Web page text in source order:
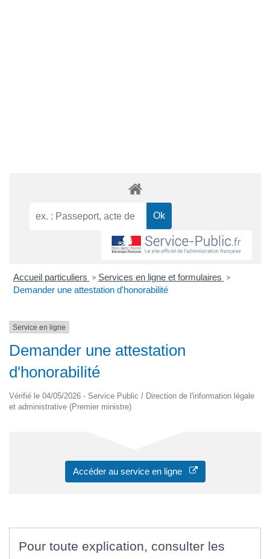
Accueil particuliers > Services en ligne et formulaires >
Demander une attestation d'honorabilité
Service en ligne
Demander une attestation
d'honorabilité
Vérifié le 04/05/2026 - Service Public / Direction de l'information légale
et administrative (Premier ministre)
Accéder au service en ligne
Pour toute explication, consulter les